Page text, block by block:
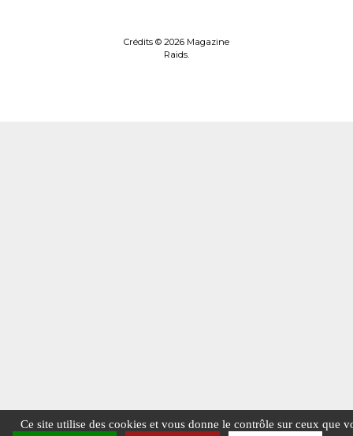
Crédits © 2026 Magazine
Raids.
Ce site utilise des cookies et vous donne le contrôle sur ceux que